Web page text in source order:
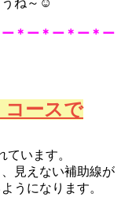
うね～☺
＊ー＊ー＊ー＊ー
コースで
います。
見えない補助線が
うになります。